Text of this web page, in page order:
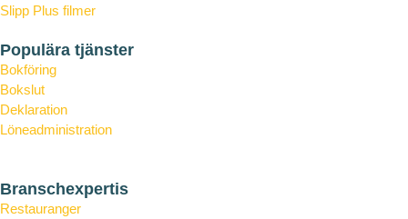
Slipp Plus filmer
Populära tjänster
Bokföring
Bokslut
Deklaration
Löneadministration
Branschexpertis
Restauranger